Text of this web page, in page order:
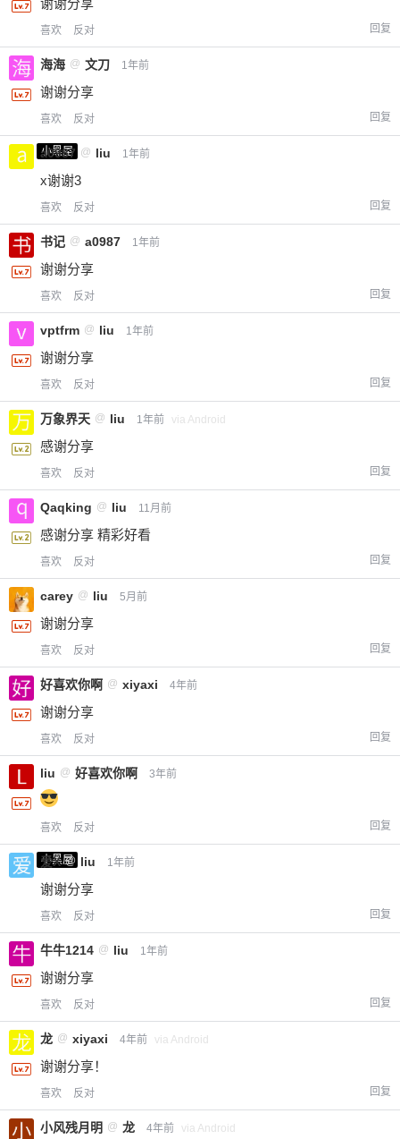
喜欢 反对 回复
海海 @ 文刀 1年前
谢谢分享
喜欢 反对 回复
小黑屋
a0987 @ liu 1年前
x谢谢3
喜欢 反对 回复
书记 @ a0987 1年前
谢谢分享
喜欢 反对 回复
vptfrm @ liu 1年前
谢谢分享
喜欢 反对 回复
万象界天 @ liu 1年前 via Android
感谢分享
喜欢 反对 回复
Qaqking @ liu 11月前
感谢分享 精彩好看
喜欢 反对 回复
carey @ liu 5月前
谢谢分享
喜欢 反对 回复
好喜欢你啊 @ xiyaxi 4年前
谢谢分享
喜欢 反对 回复
liu @ 好喜欢你啊 3年前
喜欢 反对 回复
小黑屋
爱X @ liu 1年前
谢谢分享
喜欢 反对 回复
牛牛1214 @ liu 1年前
谢谢分享
喜欢 反对 回复
龙 @ xiyaxi 4年前 via Android
谢谢分享！
喜欢 反对 回复
小风残月明 @ 龙 4年前 via Android